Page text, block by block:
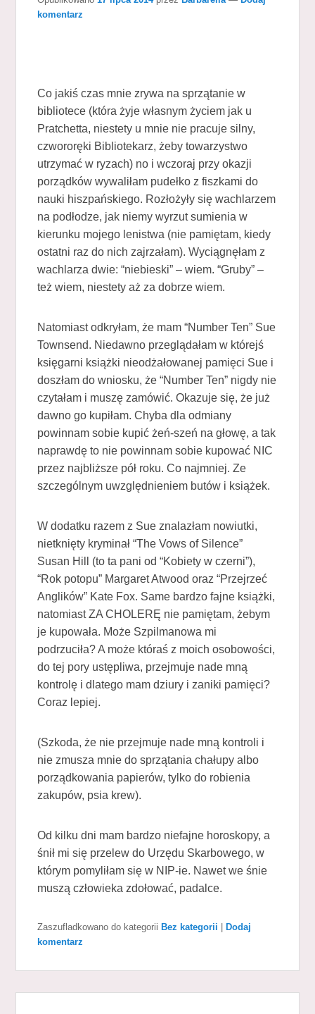
komentarz
Co jakiś czas mnie zrywa na sprzątanie w
bibliotece (która żyje własnym życiem jak u
Pratchetta, niestety u mnie nie pracuje silny,
czwororęki Bibliotekarz, żeby towarzystwo
utrzymać w ryzach) no i wczoraj przy okazji
porządków wywaliłam pudełko z fiszkami do
nauki hiszpańskiego. Rozłożyły się wachlarzem
na podłodze, jak niemy wyrzut sumienia w
kierunku mojego lenistwa (nie pamiętam, kiedy
ostatni raz do nich zajrzałam). Wyciągnęłam z
wachlarza dwie: “niebieski” – wiem. “Gruby” –
też wiem, niestety aż za dobrze wiem.
Natomiast odkryłam, że mam “Number Ten” Sue
Townsend. Niedawno przeglądałam w którejś
księgarni książki nieodżałowanej pamięci Sue i
doszłam do wniosku, że “Number Ten” nigdy nie
czytałam i muszę zamówić. Okazuje się, że już
dawno go kupiłam. Chyba dla odmiany
powinnam sobie kupić żeń-szeń na głowę, a tak
naprawdę to nie powinnam sobie kupować NIC
przez najbliższe pół roku. Co najmniej. Ze
szczególnym uwzględnieniem butów i książek.
W dodatku razem z Sue znalazłam nowiutki,
nietknięty kryminał “The Vows of Silence”
Susan Hill (to ta pani od “Kobiety w czerni”),
“Rok potopu” Margaret Atwood oraz “Przejrzeć
Anglików” Kate Fox. Same bardzo fajne książki,
natomiast ZA CHOLERĘ nie pamiętam, żebym
je kupowała. Może Szpilmanowa mi
podrzuciła? A może któraś z moich osobowości,
do tej pory ustępliwa, przejmuje nade mną
kontrolę i dlatego mam dziury i zaniki pamięci?
Coraz lepiej.
(Szkoda, że nie przejmuje nade mną kontroli i
nie zmusza mnie do sprzątania chałupy albo
porządkowania papierów, tylko do robienia
zakupów, psia krew).
Od kilku dni mam bardzo niefajne horoskopy, a
śnił mi się przelew do Urzędu Skarbowego, w
którym pomyliłam się w NIP-ie. Nawet we śnie
muszą człowieka zdołować, padalce.
Zaszufladkowano do kategorii Bez kategorii
Dodaj
komentarz